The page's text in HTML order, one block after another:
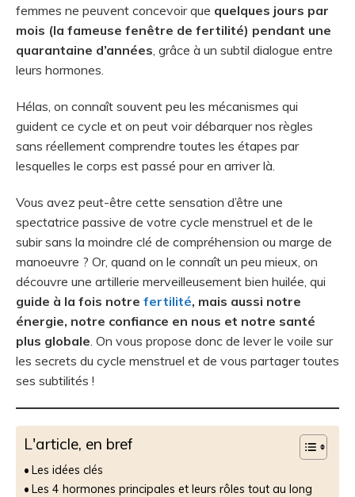
femmes ne peuvent concevoir que quelques jours par
mois (la fameuse fenêtre de fertilité) pendant une
quarantaine d’années, grâce à un subtil dialogue entre
leurs hormones.
Hélas, on connaît souvent peu les mécanismes qui
guident ce cycle et on peut voir débarquer nos règles
sans réellement comprendre toutes les étapes par
lesquelles le corps est passé pour en arriver là.
Vous avez peut-être cette sensation d’être une
spectatrice passive de votre cycle menstruel et de le
subir sans la moindre clé de compréhension ou marge de
manoeuvre ? Or, quand on le connaît un peu mieux, on
découvre une artillerie merveilleusement bien huilée, qui
guide à la fois notre fertilité, mais aussi notre
énergie, notre confiance en nous et notre santé
plus globale. On vous propose donc de lever le voile sur
les secrets du cycle menstruel et de vous partager toutes
ses subtilités !
L'article, en bref
Les idées clés
Les 4 hormones principales et leurs rôles tout au long